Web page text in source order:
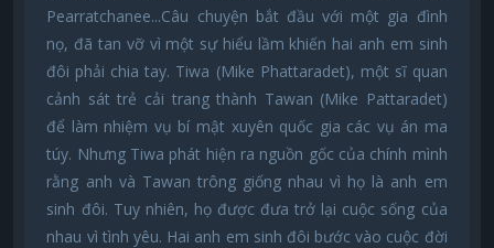
Pearratchanee...Câu chuyện bắt đầu với một gia đình
nọ, đã tan vỡ vì một sự hiểu lầm khiến hai anh em sinh
đôi phải chia tay. Tiwa (Mike Phattaradet), một sĩ quan
cảnh sát trẻ cải trang thành Tawan (Mike Pattaradet)
để làm nhiệm vụ bí mật xuyên quốc gia các vụ án ma
túy. Nhưng Tiwa phát hiện ra nguồn gốc của chính mình
rằng anh và Tawan trông giống nhau vì họ là anh em
sinh đôi. Tuy nhiên, họ được đưa trở lại cuộc sống của
nhau vì tình yêu. Hai anh em sinh đôi bước vào cuộc đời